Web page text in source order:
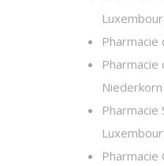
Pharmacie
Niederkorn
Pharmacie
Pharmacie